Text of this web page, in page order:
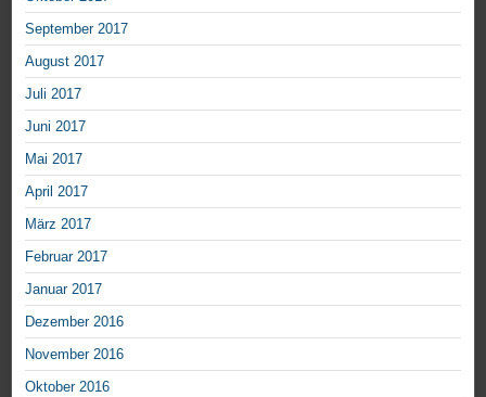
September 2017
August 2017
Juli 2017
Juni 2017
Mai 2017
April 2017
März 2017
Februar 2017
Januar 2017
Dezember 2016
November 2016
Oktober 2016